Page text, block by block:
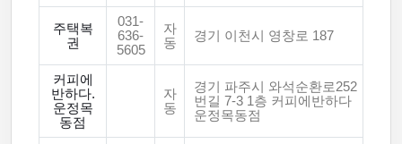
주택복
권
031-
636-
5605
자
동
경기 이천시 영창로 187
커피에
반하다.
운정목
동점
자
동
경기 파주시 와석순환로252
번길 7-3 1층 커피에반하다
운정목동점